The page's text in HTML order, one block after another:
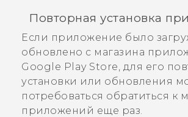
Повторная установка
Если приложение было
обновлено с магазина
Google Play Store, для его
установки или обновления
потребоваться обратиться к
приложений еще раз.